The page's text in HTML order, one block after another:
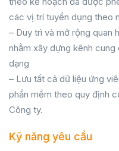
các vị trí tuyển dụng theo
– Duy trì và mở rộng quan
nhằm xây dựng kênh
dạng
– Lưu tất cả dữ liệu ứng
phần mềm theo quy định
Công ty.
Kỹ năng yêu cầu